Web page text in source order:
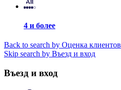
4 и более
Back to search by Оценка клиентов
Skip search by Въезд и вход
Въезд и вход